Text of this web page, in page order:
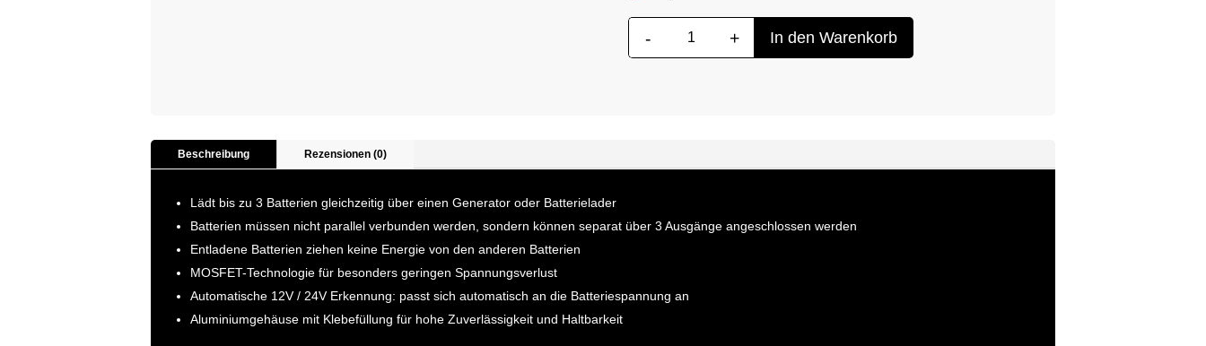
- + In den Warenkorb
Beschreibung Rezensionen (0)
Lädt bis zu 3 Batterien gleichzeitig über einen Generator oder Batterielader
Batterien müssen nicht parallel verbunden werden, sondern können separat über 3 Ausgänge angeschlossen werden
Entladene Batterien ziehen keine Energie von den anderen Batterien
MOSFET-Technologie für besonders geringen Spannungsverlust
Automatische 12V / 24V Erkennung: passt sich automatisch an die Batteriespannung an
Aluminiumgehäuse mit Klebefüllung für hohe Zuverlässigkeit und Haltbarkeit